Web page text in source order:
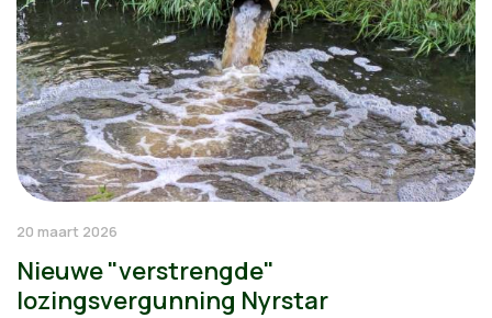
20 maart 2026
Nieuwe "verstrengde"
lozingsvergunning Nyrstar